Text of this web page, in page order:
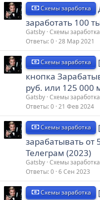
Схемы заработка
заработать 100
Gatsby Схемы заработка
Ответы 0 28 Мар 2021
Схемы заработка
кнопка
руб. или 125 000
Gatsby Схемы заработка
Ответы 0 21 Фев 2024
Схемы заработка
зарабатывать от
Телеграм (2023)
Gatsby Схемы заработка
Ответы 0 6 Сен 2023
Схемы заработка